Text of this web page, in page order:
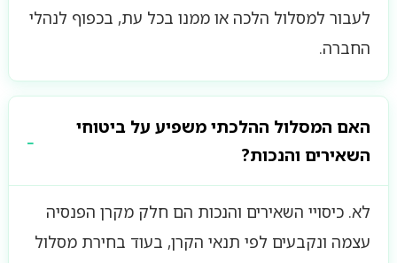
לעבור למסלול הלכה או ממנו בכל עת, בכפוף לנהלי
החברה.
האם המסלול ההלכתי משפיע על ביטוחי
השאירים והנכות?
לא. כיסויי השאירים והנכות הם חלק מקרן הפנסיה
עצמה ונקבעים לפי תנאי הקרן, בעוד בחירת מסלול